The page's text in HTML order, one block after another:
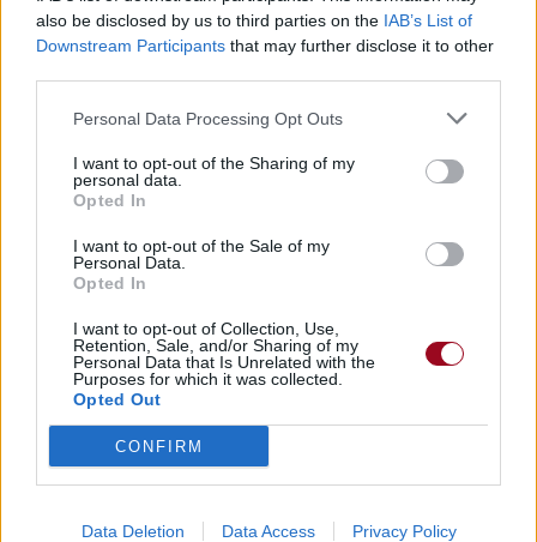
also be disclosed by us to third parties on the IAB’s List of
Downstream Participants that may further disclose it to other
Personal Data Processing Opt Outs
I want to opt-out of the Sharing of my
personal data.
Opted In
I want to opt-out of the Sale of my
Personal Data.
Opted In
I want to opt-out of Collection, Use,
Retention, Sale, and/or Sharing of my
Personal Data that Is Unrelated with the
Purposes for which it was collected.
Opted Out
CONFIRM
Data Deletion Data Access Privacy Policy
Commentaires